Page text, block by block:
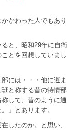
かわった人でもあり
と、昭和29年に自衛
とを回想していまし
には・・・他に遅ま
班と称する昔の特情部
して、昔のように通
」とあります。
したのか。と思い、